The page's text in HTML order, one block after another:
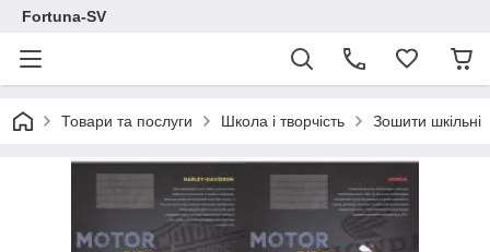
Fortuna-SV
Товари та послуги Школа і творчість Зошити шкільні